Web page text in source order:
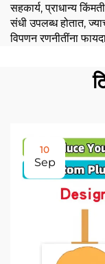
सहकार्य, प्राधान्य
संधी उपलब्ध होतात,
विपणन रणनीतींना
10
Sep